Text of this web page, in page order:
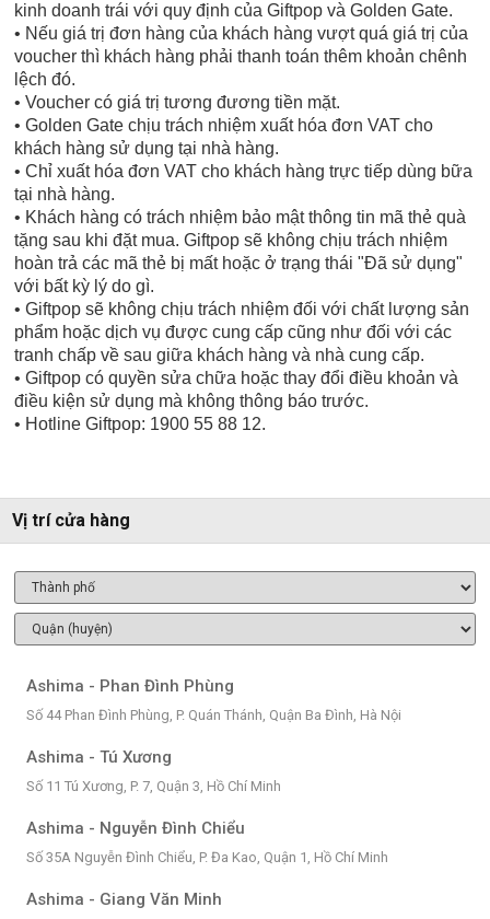
kinh doanh trái với quy định của Giftpop và Golden Gate.
• Nếu giá trị đơn hàng của khách hàng vượt quá giá trị của
voucher thì khách hàng phải thanh toán thêm khoản chênh
lệch đó.
• Voucher có giá trị tương đương tiền mặt.
• Golden Gate chịu trách nhiệm xuất hóa đơn VAT cho
khách hàng sử dụng tại nhà hàng.
• Chỉ xuất hóa đơn VAT cho khách hàng trực tiếp dùng bữa
tại nhà hàng.
• Khách hàng có trách nhiệm bảo mật thông tin mã thẻ quà
tặng sau khi đặt mua. Giftpop sẽ không chịu trách nhiệm
hoàn trả các mã thẻ bị mất hoặc ở trạng thái "Đã sử dụng"
với bất kỳ lý do gì.
• Giftpop sẽ không chịu trách nhiệm đối với chất lượng sản
phẩm hoặc dịch vụ được cung cấp cũng như đối với các
tranh chấp về sau giữa khách hàng và nhà cung cấp.
• Giftpop có quyền sửa chữa hoặc thay đổi điều khoản và
điều kiện sử dụng mà không thông báo trước.
• Hotline Giftpop: 1900 55 88 12.
Vị trí cửa hàng
Ashima - Phan Đình Phùng
Số 44 Phan Đình Phùng, P. Quán Thánh, Quận Ba Đình, Hà Nội
Ashima - Tú Xương
Số 11 Tú Xương, P. 7, Quận 3, Hồ Chí Minh
Ashima - Nguyễn Đình Chiểu
Số 35A Nguyễn Đình Chiểu, P. Đa Kao, Quận 1, Hồ Chí Minh
Ashima - Giang Văn Minh